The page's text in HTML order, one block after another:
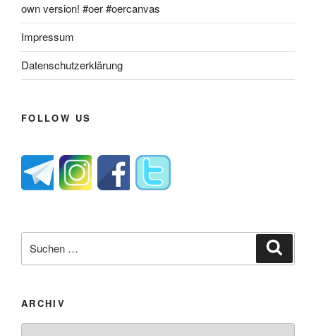
own version! #oer #oercanvas
Impressum
Datenschutzerklärung
FOLLOW US
nach:
ARCHIV